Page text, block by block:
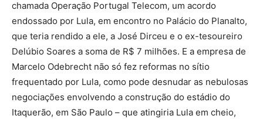
chamada Operação Portugal Telecom, um acordo
endossado por Lula, em encontro no Palácio do Planalto,
que teria rendido a ele, a José Dirceu e o ex-tesoureiro
Delúbio Soares a soma de R$ 7 milhões. E a empresa de
Marcelo Odebrecht não só fez reformas no sítio
frequentado por Lula, como pode desnudar as nebulosas
negociações envolvendo a construção do estádio do
Itaquerão, em São Paulo – que atingiria Lula em cheio,